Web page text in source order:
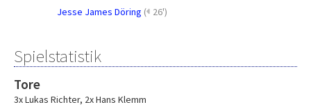
Jesse James Döring ( 26')
Spielstatistik
Tore
3x Lukas Richter, 2x Hans Klemm